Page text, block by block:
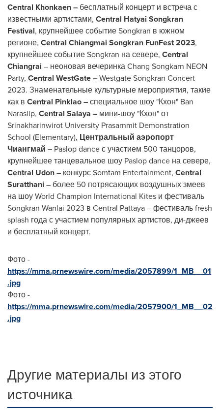
Central Khonkaen– бесплатный концерт и встреча с
известными артистами, Central Hatyai Songkran
Festival, крупнейшее событие Songkran в южном
регионе, Central Chiangmai Songkran FunFest2023,
крупнейшее событие Songkran на севере, Central
Chiangrai – неоновая вечеринка Chang Songkarn NEON
Party, Central WestGate –Westgate Songkran Concert
2023. Знаменательные культурные мероприятия, такие
как в Central Pinklao –специальное шоу "Кхон" Ban
Narasilp, Central Salaya – мини-шоу "Кхон" от
Srinakharinwirot University Prasarnmit Demonstration
School (Elementary), Центральный аэропорт
Чиангмай – Paslop dance с участием 500 танцоров,
крупнейшее танцевальное шоу Paslop dance на севере,
Central Udon– конкурс Somtam Entertainment, Central
Suratthani – более 50 потрясающих воздушных змеев
на шоу World Champion International Kites и фестиваль
Songkran Wanlai 2023 в Central Pattaya – фестиваль fresh
splash года с участием популярных артистов, ди-джеев
и бесплатный концерт.
Фото -
https://mma.prnewswire.com/media/2057899/1_MB__01
.jpg
Фото -
https://mma.prnewswire.com/media/2057900/1_MB__02
.jpg
Другие материалы из этого
источника